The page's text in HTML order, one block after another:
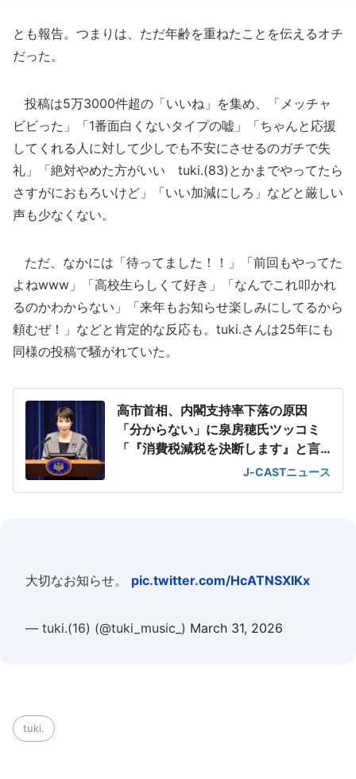
とも報告。つまりは、ただ年齢を重ねたことを伝えるオチ
だった。
投稿は5万3000件超の「いいね」を集め、「メッチャ
ビビった」「1番面白くないタイプの嘘」「ちゃんと応援
してくれる人に対して少しでも不安にさせるのガチで失
礼」「絶対やめた方がいい tuki.(83)とかまでやってたら
さすがにおもろいけど」「いい加減にしろ」などと厳しい
声も少なくない。
ただ、なかには「待ってました！！」「前回もやってた
よねwww」「高校生らしくて好き」「なんでこれ叩かれ
るのかわからない」「来年もお知らせ楽しみにしてるから
頼むぜ！」などと肯定的な反応も。tuki.さんは25年にも
同様の投稿で騒がれていた。
高市首相、内閣支持率下落の原因
「分からない」に泉房穂氏ツッコミ
「『消費税減税を決断します』と言
J-CASTニュース
大切なお知らせ。 pic.twitter.com/HcATNSXIKx
— tuki.(16) (@tuki_music_) March 31, 2026
tuki.